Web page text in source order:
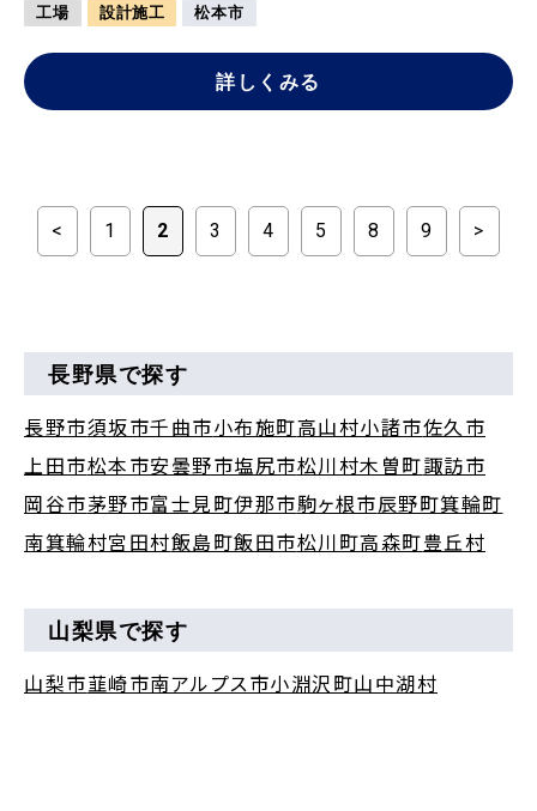
工場 設計施工 松本市
詳しくみる
< 1 2 3 4 5 8 9 >
長野県で探す
長野市須坂市千曲市小布施町高山村小諸市佐久市
上田市松本市安曇野市塩尻市松川村木曽町諏訪市
岡谷市茅野市富士見町伊那市駒ヶ根市辰野町箕輪町
南箕輪村宮田村飯島町飯田市松川町高森町豊丘村
山梨県で探す
山梨市韮崎市南アルプス市小淵沢町山中湖村